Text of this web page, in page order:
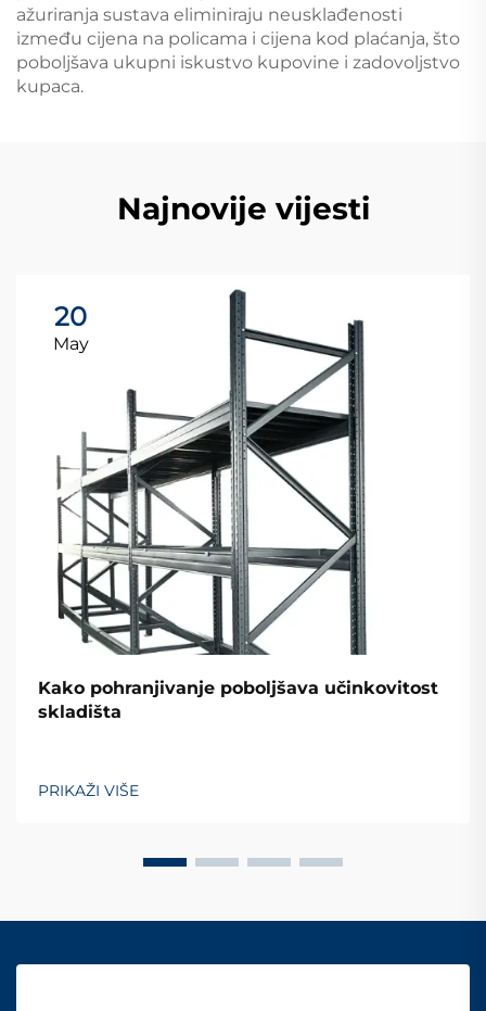
ažuriranja sustava eliminiraju neusklađenosti
između cijena na policama i cijena kod plaćanja, što
poboljšava ukupni iskustvo kupovine i zadovoljstvo
kupaca.
Najnovije vijesti
20
May
Kako pohranjivanje poboljšava učinkovitost
skladišta
PRIKAŽI VIŠE